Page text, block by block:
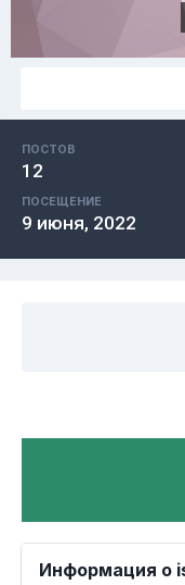
ПОСТОВ
12
ПОСЕЩЕНИЕ
9 июня, 2022
Информация о